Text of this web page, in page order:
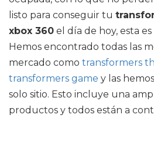
listo para conseguir tu
xbox 360 el día de hoy, esta
Hemos encontrado todas las
mercado como transformers
transformers game y las
solo sitio. Esto incluye una
productos y todos están a